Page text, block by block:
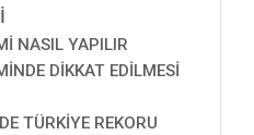
NASIL YAPILIR
DİKKAT EDİLMESİ
TÜRKİYE REKORU